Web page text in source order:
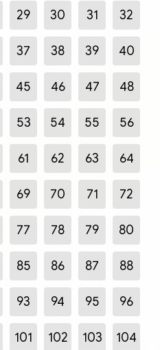
29 30 31 32
37 38 39 40
45 46 47 48
53 54 55 56
61 62 63 64
69 70 71 72
77 78 79 80
85 86 87 88
93 94 95 96
101 102 103 104